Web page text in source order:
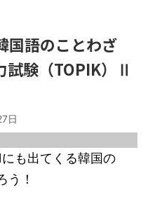
国語のことわざ
試験（TOPIK）Ⅱ
日
も出てくる韓国の
う！